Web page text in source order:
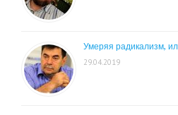
Умеряя радикализм,
29.04.2019